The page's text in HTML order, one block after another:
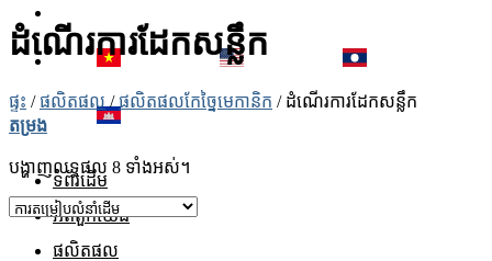
ទំព័រដើម
អំពីពួកយើង
ផលិតផល
ដំណើរការដែកសន្លឹក
ផ្ទះ / ផលិតផល / ផលិតផលកែច្នៃមេកានិក /ដំណើរការដែកសន្លឹក
តម្រង
បង្ហាញលទ្ធផល 8 ទាំងអស់។